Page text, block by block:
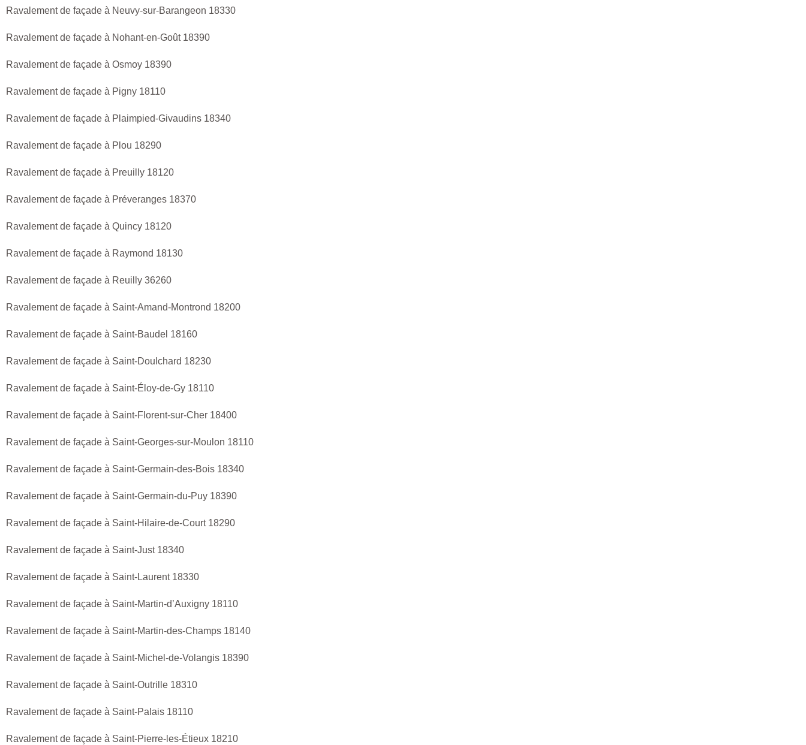
Ravalement de façade à Neuvy-sur-Barangeon 18330
Ravalement de façade à Nohant-en-Goût 18390
Ravalement de façade à Osmoy 18390
Ravalement de façade à Pigny 18110
Ravalement de façade à Plaimpied-Givaudins 18340
Ravalement de façade à Plou 18290
Ravalement de façade à Preuilly 18120
Ravalement de façade à Préveranges 18370
Ravalement de façade à Quincy 18120
Ravalement de façade à Raymond 18130
Ravalement de façade à Reuilly 36260
Ravalement de façade à Saint-Amand-Montrond 18200
Ravalement de façade à Saint-Baudel 18160
Ravalement de façade à Saint-Doulchard 18230
Ravalement de façade à Saint-Éloy-de-Gy 18110
Ravalement de façade à Saint-Florent-sur-Cher 18400
Ravalement de façade à Saint-Georges-sur-Moulon 18110
Ravalement de façade à Saint-Germain-des-Bois 18340
Ravalement de façade à Saint-Germain-du-Puy 18390
Ravalement de façade à Saint-Hilaire-de-Court 18290
Ravalement de façade à Saint-Just 18340
Ravalement de façade à Saint-Laurent 18330
Ravalement de façade à Saint-Martin-d’Auxigny 18110
Ravalement de façade à Saint-Martin-des-Champs 18140
Ravalement de façade à Saint-Michel-de-Volangis 18390
Ravalement de façade à Saint-Outrille 18310
Ravalement de façade à Saint-Palais 18110
Ravalement de façade à Saint-Pierre-les-Étieux 18210